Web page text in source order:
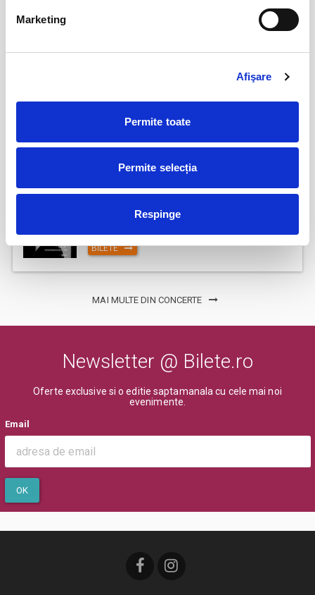
Marketing
Afişare
Permite toate
Permite selecția
Respinge
13
COJO @ Expirat
Tender live - Expirat
BILETE
MAI MULTE DIN CONCERTE
Newsletter @ Bilete.ro
Oferte exclusive si o editie saptamanala cu cele mai noi
evenimente.
Email
OK